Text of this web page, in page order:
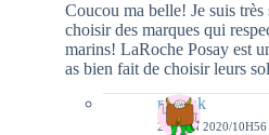
Coucou ma belle! Je suis très
choisir des marques qui
marins! LaRoche Posay est
as bien fait de choisir leurs
natieak
23 JUIN 2020/10H56